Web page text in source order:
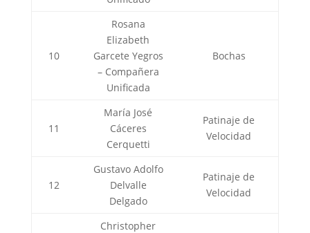
10
Rosana
Elizabeth
Garcete Yegros
– Compañera
Unificada
Bochas
11
María José
Cáceres
Cerquetti
Patinaje de
Velocidad
12
Gustavo Adolfo
Delvalle
Delgado
Patinaje de
Velocidad
Christopher